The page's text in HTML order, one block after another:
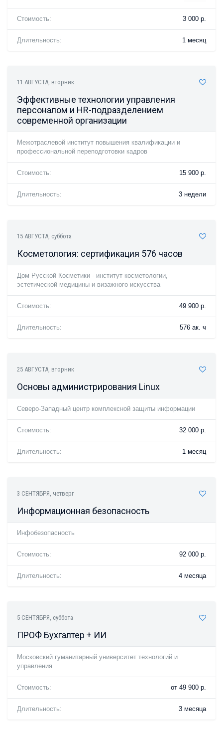
Стоимость: 3 000 р.
Длительность: 1 месяц
11 АВГУСТА, вторник
Эффективные технологии управления
персоналом и HR-подразделением
современной организации
Межотраслевой институт повышения квалификации и
профессиональной переподготовки кадров
Стоимость: 15 900 р.
Длительность: 3 недели
15 АВГУСТА, суббота
Косметология: сертификация 576 часов
Дом Русской Косметики - институт косметологии,
эстетической медицины и визажного искусства
Стоимость: 49 900 р.
Длительность: 576 ак. ч
25 АВГУСТА, вторник
Основы администрирования Linux
Северо-Западный центр комплексной защиты информации
Стоимость: 32 000 р.
Длительность: 1 месяц
3 СЕНТЯБРЯ, четверг
Информационная безопасность
Инфобезопасность
Стоимость: 92 000 р.
Длительность: 4 месяца
5 СЕНТЯБРЯ, суббота
ПРОФ Бухгалтер + ИИ
Московский гуманитарный университет технологий и
управления
Стоимость: от 49 900 р.
Длительность: 3 месяца